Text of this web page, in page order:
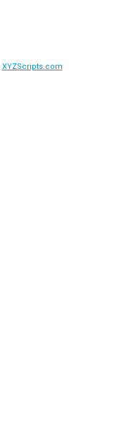
XYZScripts.com